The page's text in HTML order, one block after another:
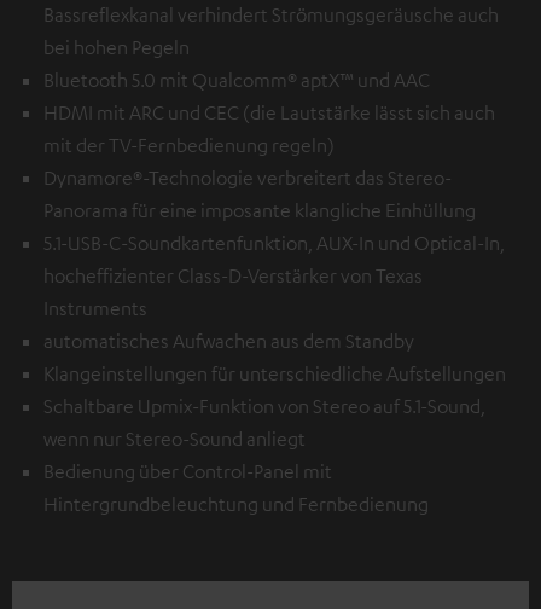
Bassreflexkanal verhindert Strömungsgeräusche auch
bei hohen Pegeln
Bluetooth 5.0 mit Qualcomm® aptX™ und AAC
HDMI mit ARC und CEC (die Lautstärke lässt sich auch
mit der TV-Fernbedienung regeln)
Dynamore®-Technologie verbreitert das Stereo-
Panorama für eine imposante klangliche Einhüllung
5.1-USB-C-Soundkartenfunktion, AUX-In und Optical-In,
hocheffizienter Class-D-Verstärker von Texas
Instruments
automatisches Aufwachen aus dem Standby
Klangeinstellungen für unterschiedliche Aufstellungen
Schaltbare Upmix-Funktion von Stereo auf 5.1-Sound,
wenn nur Stereo-Sound anliegt
Bedienung über Control-Panel mit
Hintergrundbeleuchtung und Fernbedienung